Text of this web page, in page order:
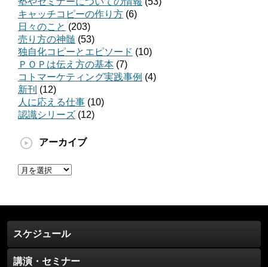
キャッチコピーの作り方 (6)
日々のこと (203)
売り方の神髄 (53)
独自化コピーとエピソード (10)
ＰＯＰは伝え方の基本 (7)
コトマーケティング実践事例 (4)
新刊 (12)
人に応える仕事 (10)
認識シリーズ (12)
アーカイブ
ア
イ
ブ
スケジュール
講演・セミナー